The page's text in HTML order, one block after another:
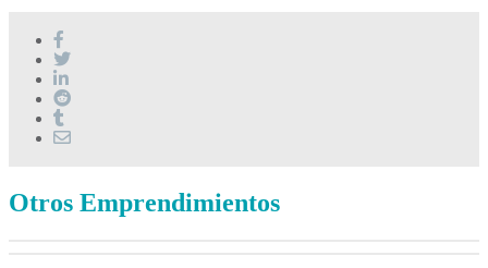
Otros Emprendimientos